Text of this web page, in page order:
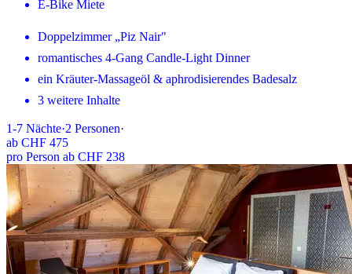
E-Bike Miete
Doppelzimmer „Piz Nair"
romantisches 4-Gang Candle-Light Dinner
ein Kräuter-Massageöl & aphrodisierendes Badesalz
3 weitere Inhalte
1-7 Nächte·2 Personen·
ab CHF 475
pro Person ab CHF 238